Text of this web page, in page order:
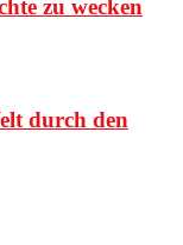
zu wecken
durch den